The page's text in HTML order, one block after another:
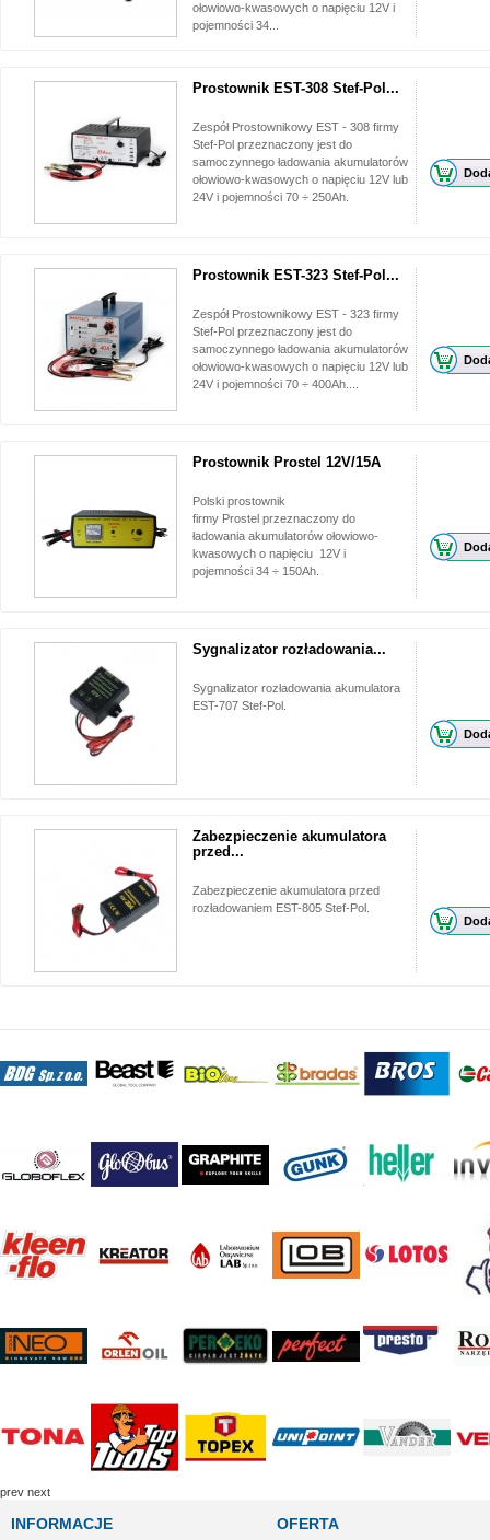
ołowiowo-kwasowych o napięciu 12V i
pojemności 34...
Prostownik EST-308 Stef-Pol...
Zespół Prostownikowy EST - 308 firmy
Stef-Pol przeznaczony jest do
samoczynnego ładowania akumulatorów
ołowiowo-kwasowych o napięciu 12V lub
24V i pojemności 70 ÷ 250Ah.
Prostownik EST-323 Stef-Pol...
Zespół Prostownikowy EST - 323 firmy
Stef-Pol przeznaczony jest do
samoczynnego ładowania akumulatorów
ołowiowo-kwasowych o napięciu 12V lub
24V i pojemności 70 ÷ 400Ah....
Prostownik Prostel 12V/15A
Polski prostownik
firmy Prostel przeznaczony do
ładowania akumulatorów ołowiowo-
kwasowych o napięciu 12V i
pojemności 34 ÷ 150Ah.
Sygnalizator rozładowania...
Sygnalizator rozładowania akumulatora
EST-707 Stef-Pol.
Zabezpieczenie akumulatora
przed...
Zabezpieczenie akumulatora przed
rozładowaniem EST-805 Stef-Pol.
prev next
INFORMACJE OFERTA